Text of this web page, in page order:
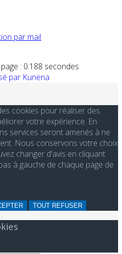
par mail
: 0.188 secondes
par Kunena
cookies pour réaliser des
votre expérience. En
services seront amenés à ne
Nous conservons votre choix
changer d'avis en cliquant
à gauche de chaque page de
TOUT REFUSER